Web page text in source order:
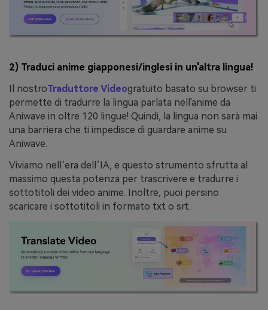
2) Traduci anime giapponesi/inglesi in un'altra lingua!
Il nostroTraduttore Videogratuito basato su browser ti
permette di tradurre la lingua parlata nell'anime da
Aniwave in oltre 120 lingue! Quindi, la lingua non sarà mai
una barriera che ti impedisce di guardare anime su
Aniwave.
Viviamo nell’era dell’IA, e questo strumento sfrutta al
massimo questa potenza per trascrivere e tradurre i
sottotitoli dei video anime. Inoltre, puoi persino
scaricare i sottotitoli in formato txt o srt.